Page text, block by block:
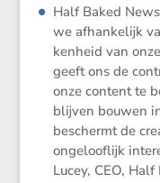
Half Baked
we afhan­ke­lijk
ken­heid van
geeft ons de
onze content te
blijven bouwen
beschermt de
ongeloof­lijk
Lucey, CEO,